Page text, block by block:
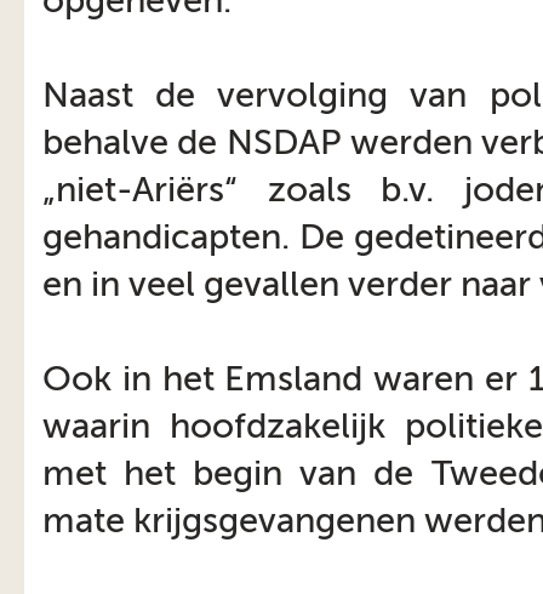
Naast de vervolging van
behalve de NSDAP werden
„niet-Ariërs“ zoals b.v.
gehandicapten. De
en in veel gevallen verder
Ook in het Emsland waren er
waarin hoofdzakelijk
met het begin van de
mate krijgsgevangenen